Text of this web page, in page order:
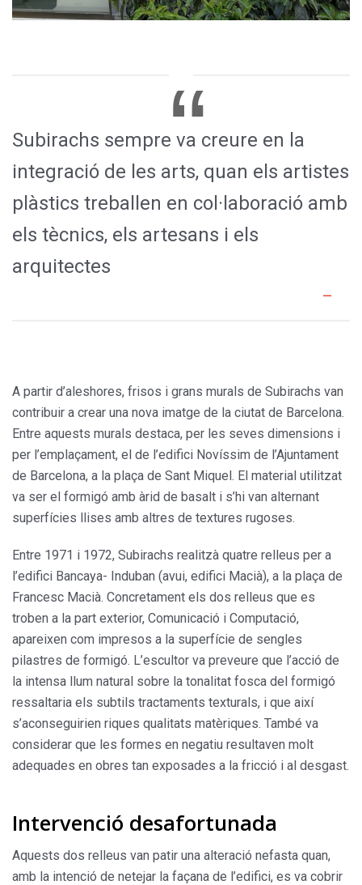
Subirachs sempre va creure en la
integració de les arts, quan els artistes
plàstics treballen en col·laboració amb
els tècnics, els artesans i els
arquitectes
A partir d’aleshores, frisos i grans murals de Subirachs van
contribuir a crear una nova imatge de la ciutat de Barcelona.
Entre aquests murals destaca, per les seves dimensions i
per l’emplaçament, el de l’edifici Novíssim de l’Ajuntament
de Barcelona, a la plaça de Sant Miquel. El material utilitzat
va ser el formigó amb àrid de basalt i s’hi van alternant
superfícies llises amb altres de textures rugoses.
Entre 1971 i 1972, Subirachs realitzà quatre relleus per a
l’edifici Bancaya- Induban (avui, edifici Macià), a la plaça de
Francesc Macià. Concretament els dos relleus que es
troben a la part exterior, Comunicació i Computació,
apareixen com impresos a la superfície de sengles
pilastres de formigó. L’escultor va preveure que l’acció de
la intensa llum natural sobre la tonalitat fosca del formigó
ressaltaria els subtils tractaments texturals, i que així
s’aconseguirien riques qualitats matèriques. També va
considerar que les formes en negatiu resultaven molt
adequades en obres tan exposades a la fricció i al desgast.
Intervenció desafortunada
Aquests dos relleus van patir una alteració nefasta quan,
amb la intenció de netejar la façana de l’edifici, es va cobrir